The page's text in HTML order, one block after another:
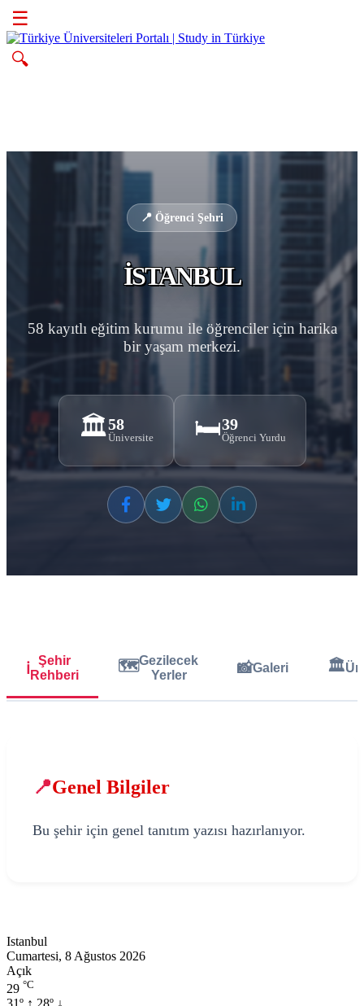
☰
🔍
📍 Öğrenci Şehri
İSTANBUL
58 kayıtlı eğitim kurumu ile öğrenciler için harika
bir yaşam merkezi.
🏛️58
Üniversite 🛏️39
Öğrenci Yurdu
ℹ️
Şehir
Rehberi
🗺️Gezilecek
Yerler
📸Galeri 🏛️
📍Genel Bilgiler
Bu şehir için genel tanıtım yazısı hazırlanıyor.
Istanbul
Cumartesi, 8 Ağustos 2026
Açık
29 °C
31º ↑ 28º ↓